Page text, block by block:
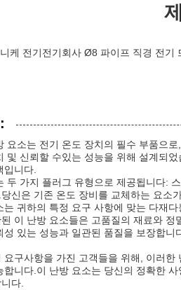
케 전기전기회사 Ø8 파이프 직경 전기
요소는 전기 온도 장치의 필수 부품으
및 신뢰할 수있는 성능을 위해 설계되
입니다.
두 가지 플러그 유형으로 제공됩니다:
신은 기존 온도 장비를 교체하는 요소
는 귀하의 특정 요구 사항에 맞는 다재다
이 난방 요소들은 고품질의 재료와
성 있는 성능과 일관된 품질을 보장합
요구사항을 가진 고객들을 위해, 이러
합니다.이 난방 요소는 당신의 정확한
다.